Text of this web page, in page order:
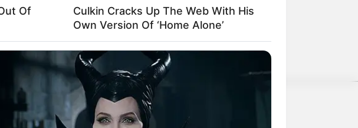
steht. Heute gibt's nur noch Bürokratie, Steuern und
Of
Culkin Cracks Up The Web With His
Own Version Of ‘Home Alone’